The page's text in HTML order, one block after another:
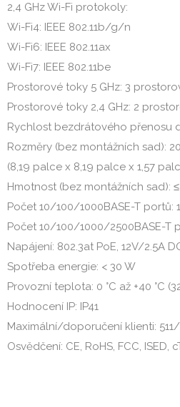
2,4 GHz Wi-Fi protokoly:
Wi-Fi4: IEEE 802.11b/g/n
Wi-Fi6: IEEE 802.11ax
Wi-Fi7: IEEE 802.11be
Prostorové toky 5 GHz: 3
Prostorové toky 2,4 GHz: 2
Rychlost bezdrátového přenosu
Rozměry (bez montážních sad):
(8,19 palce x 8,19 palce x 1,57
Hmotnost (bez montážních sad): ≤
Počet 10/100/1000BASE-T portů: 1
Počet 10/100/1000/2500BASE-T
Napájení: 802.3at PoE, 12V/2.5A
Spotřeba energie: < 30 W
Provozní teplota: 0 °C až +40 °C (32
Hodnocení IP: IP41
Maximální/doporučení klienti: 511/
Osvědčení: CE, RoHS, FCC, ISED,